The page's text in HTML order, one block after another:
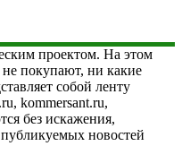
проектом. На этом
покупают, ни какие
собой ленту
kommersant.ru,
без искажения,
публикуемых новостей